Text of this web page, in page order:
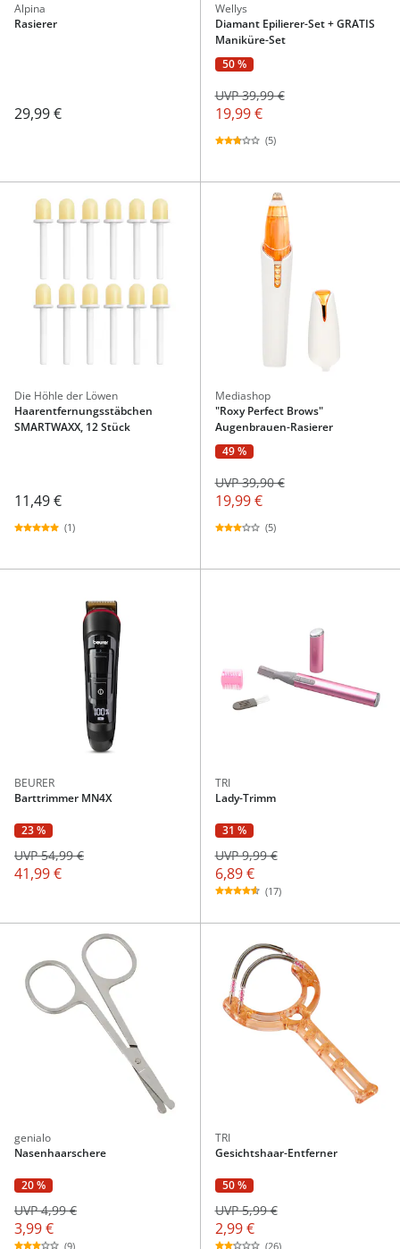
Alpina
Rasierer
29,99 €
Wellys
Diamant Epilierer-Set + GRATIS
Maniküre-Set
50 %
19,99 €
UVP 39,99 €
(5)
Die Höhle der Löwen
Haarentfernungsstäbchen
SMARTWAXX, 12 Stück
11,49 €
(1)
Mediashop
"Roxy Perfect Brows"
Augenbrauen-Rasierer
49 %
19,99 €
UVP 39,90 €
(5)
BEURER
Barttrimmer MN4X
23 %
41,99 €
UVP 54,99 €
TRI
Lady-Trimm
31 %
6,89 €
UVP 9,99 €
(17)
genialo
Nasenhaarschere
20 %
3,99 €
UVP 4,99 €
(9)
TRI
Gesichtshaar-Entferner
50 %
2,99 €
UVP 5,99 €
(26)